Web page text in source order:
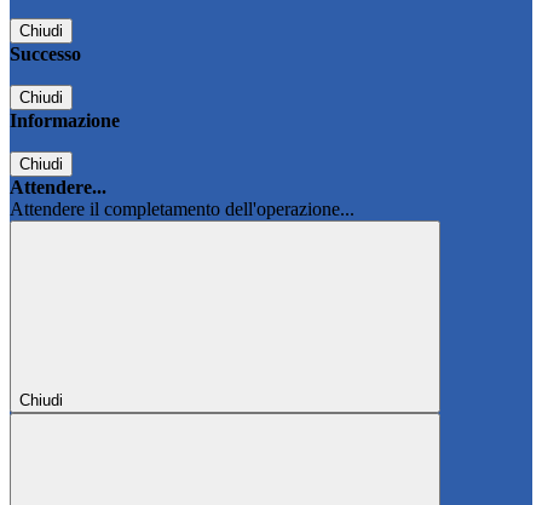
Chiudi
Successo
Chiudi
Informazione
Chiudi
Attendere...
Attendere il completamento dell'operazione...
Chiudi